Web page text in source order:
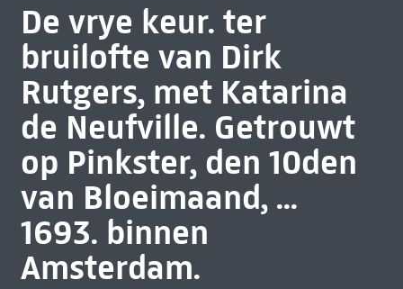
De vrye keur. ter
bruilofte van Dirk
Rutgers, met Katarina
de Neufville. Getrouwt
op Pinkster, den 10den
van Bloeimaand, ...
1693. binnen
Amsterdam.